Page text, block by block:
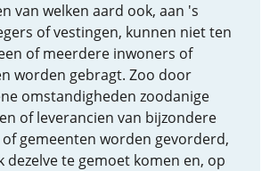
van welken aard ook, aan 's
of vestingen, kunnen niet ten
of meerdere inwoners of
worden gebragt. Zoo door
omstandigheden zoodanige
of leverancien van bijzondere
gemeenten worden gevorderd,
dezelve te gemoet komen en, op